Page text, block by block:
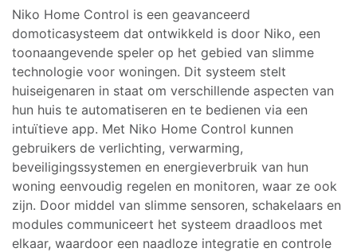
Niko Home Control is een geavanceerd
domoticasysteem dat ontwikkeld is door Niko, een
toonaangevende speler op het gebied van slimme
technologie voor woningen. Dit systeem stelt
huiseigenaren in staat om verschillende aspecten van
hun huis te automatiseren en te bedienen via een
intuïtieve app. Met Niko Home Control kunnen
gebruikers de verlichting, verwarming,
beveiligingssystemen en energieverbruik van hun
woning eenvoudig regelen en monitoren, waar ze ook
zijn. Door middel van slimme sensoren, schakelaars en
modules communiceert het systeem draadloos met
elkaar, waardoor een naadloze integratie en controle